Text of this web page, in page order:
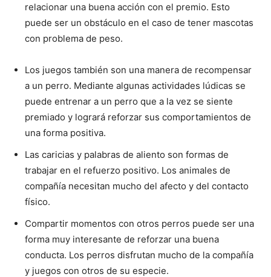
Perros
–
Fotos
de
Cachorros
relacionar una buena acción con el premio. Esto
puede ser un obstáculo en el caso de tener mascotas
con problema de peso.
Los juegos también son una manera de recompensar
a un perro. Mediante algunas actividades lúdicas se
puede entrenar a un perro que a la vez se siente
premiado y logrará reforzar sus comportamientos de
una forma positiva.
Las caricias y palabras de aliento son formas de
trabajar en el refuerzo positivo. Los animales de
compañía necesitan mucho del afecto y del contacto
físico.
Compartir momentos con otros perros puede ser una
forma muy interesante de reforzar una buena
conducta. Los perros disfrutan mucho de la compañía
y juegos con otros de su especie.